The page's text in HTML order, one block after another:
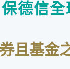
德信
且基金